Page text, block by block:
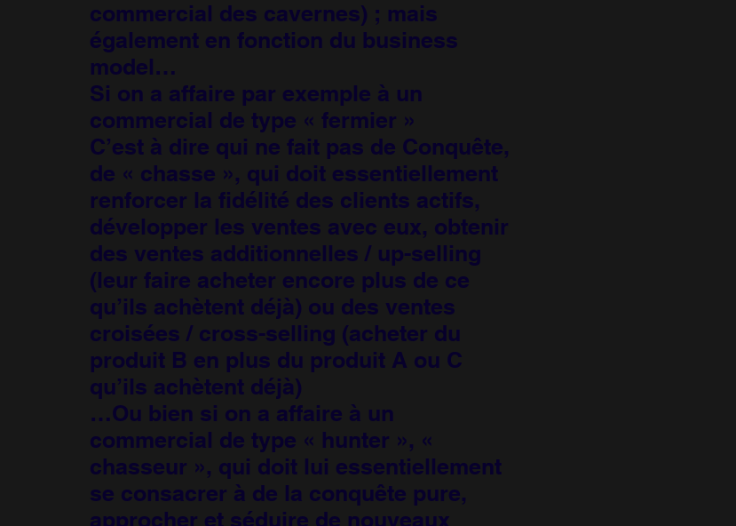
commercial des cavernes) ; mais
également en fonction du business
model…
Si on a affaire par exemple à un
commercial de type « fermier »
C’est à dire qui ne fait pas de Conquête,
de « chasse », qui doit essentiellement
renforcer la fidélité des clients actifs,
développer les ventes avec eux, obtenir
des ventes additionnelles / up-selling
(leur faire acheter encore plus de ce
qu’ils achètent déjà) ou des ventes
croisées / cross-selling (acheter du
produit B en plus du produit A ou C
qu’ils achètent déjà)
…Ou bien si on a affaire à un
commercial de type « hunter », «
chasseur », qui doit lui essentiellement
se consacrer à de la conquête pure,
approcher et séduire de nouveaux